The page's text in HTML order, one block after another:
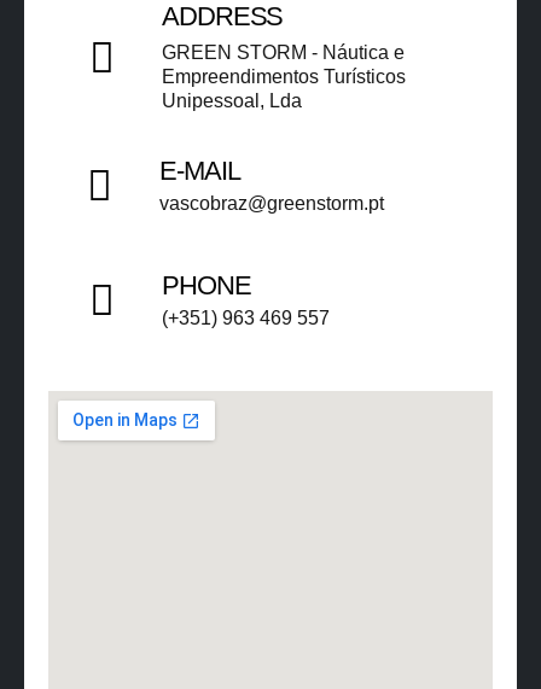
ADDRESS
GREEN STORM - Náutica e
Empreendimentos Turísticos
Unipessoal, Lda​​
E-MAIL
vascobraz@greenstorm.pt ​​
PHONE
(+351) 963 469 557